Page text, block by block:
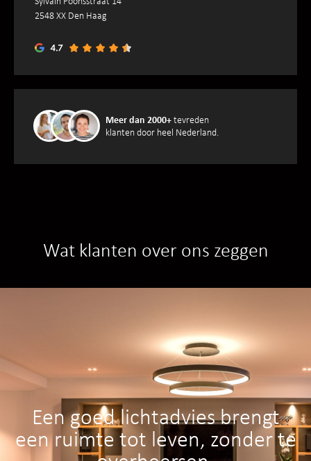
2548 XX Den Haag
Meer dan 2000+tevreden
klanten door heel Nederland.
Wat klanten over ons zeggen
Een goed lichtadvies brengt
een ruimte tot leven, zonder te